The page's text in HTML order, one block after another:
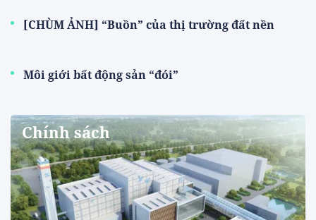
[CHÙM ẢNH] “Buồn” của thị trường đất nền
Môi giới bất động sản “đói”
Chính sách